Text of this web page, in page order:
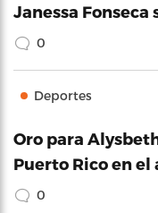
Janessa Fonseca
0
Deportes
Oro para
Puerto Rico en el
0